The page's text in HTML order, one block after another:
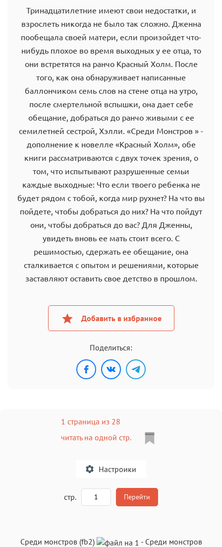
Тринадцатилетние имеют свои недостатки, и
взрослеть никогда не было так сложно. Дженна
пообещала своей матери, если произойдет что-
нибудь плохое во время выходных у ее отца, то
они встретятся на ранчо Красный Холм. После
того, как она обнаруживает написанные
баллончиком семь слов на стене отца на утро,
после смертельной вспышки, она дает себе
обещание, добраться до ранчо живыми с ее
семилетней сестрой, Хэлли. «Среди Монстров » -
дополнение к новелле «Красный Холм», обе
книги рассматриваются с двух точек зрения, о
том, что испытывают разрушенные семьи
каждые выходные: Что если твоего ребенка не
будет рядом с тобой, когда мир рухнет? На что вы
пойдете, чтобы добраться до них? На что пойдут
они, чтобы добраться до вас? Для Дженны,
увидеть вновь ее мать стоит всего. С
решимостью, сдержать ее обещание, она
сталкивается с опытом и решениями, которые
заставляют оставить свое детство в прошлом.
Добавить в избранное
Поделиться:
1 страница из 28
читать на одной стр.
Настроики
стр. Перейти
Среди монстров (fb2) - Среди монстров